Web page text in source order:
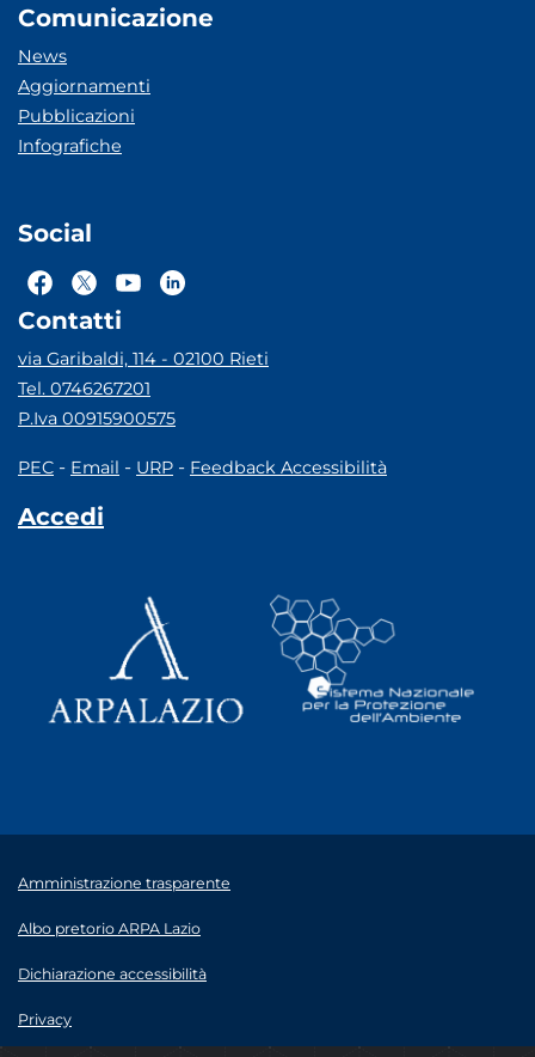
Comunicazione
News
Aggiornamenti
Pubblicazioni
Infografiche
Social
Contatti
via Garibaldi, 114 - 02100 Rieti
Tel. 0746267201
P.Iva 00915900575
PEC - Email - URP - Feedback Accessibilità
Accedi
Amministrazione trasparente
Albo pretorio ARPA Lazio
Dichiarazione accessibilità
Privacy